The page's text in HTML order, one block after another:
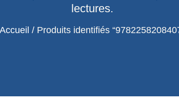
lectures.
Accueil / Produits identifiés